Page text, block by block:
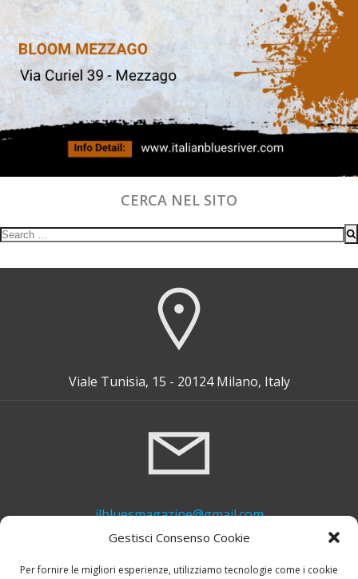
Gestisci Consenso Cookie
Per fornire le migliori esperienze, utilizziamo tecnologie come i cookie
CERCA NEL SITO
Search
Viale Tunisia, 15 - 20124 Milano, Italy
ilbluesmagazine@gmail.com